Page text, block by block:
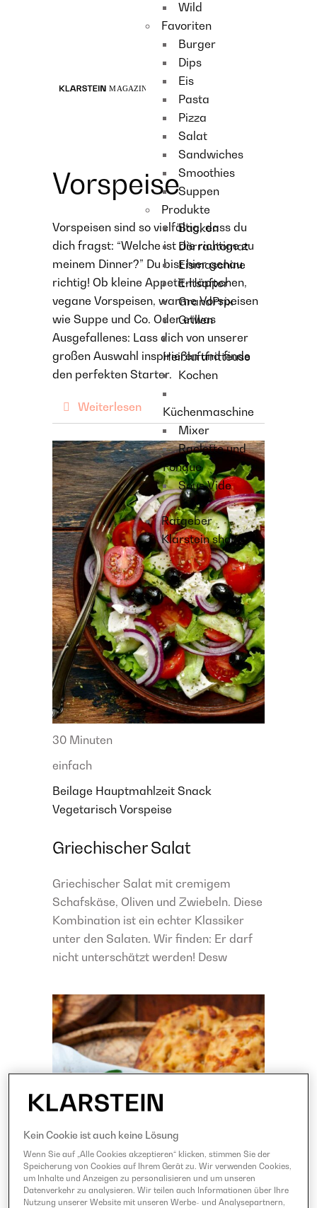
Wild
Favoriten
Burger
Dips
Eis
Pasta
Pizza
Salat
Sandwiches
Smoothies
Suppen
Produkte
Backen
Dörrautomat
Eismaschine
Entsafter
GrandPrix
Grillen
Heißluftfritteuse
Kochen
Küchenmaschine
Mixer
Raclette und
Fondue
Sous Vide
Ratgeber
Klarstein shop
Vorspeise
Vorspeisen sind so vielfältig, dass du
dich fragst: “Welche ist die richtige zu
meinem Dinner?” Du bist hier genau
richtig! Ob kleine Appetit-Häppchen,
vegane Vorspeisen, warme Vorspeisen
wie Suppe und Co. Oder etwas
Ausgefallenes: Lass dich von unserer
großen Auswahl inspirieren und finde
den perfekten Starter.
Weiterlesen
30 Minuten
einfach
Beilage Hauptmahlzeit Snack
Vegetarisch Vorspeise
Griechischer Salat
Griechischer Salat mit cremigem
Schafskäse, Oliven und Zwiebeln. Diese
Kombination ist ein echter Klassiker
unter den Salaten. Wir finden: Er darf
nicht unterschätzt werden! Desw
Kein Cookie ist auch keine Lösung
Wenn Sie auf „Alle Cookies akzeptieren“ klicken, stimmen Sie der
Speicherung von Cookies auf Ihrem Gerät zu. Wir verwenden Cookies,
um Inhalte und Anzeigen zu personalisieren und um unseren
Datenverkehr zu analysieren. Wir teilen auch Informationen über Ihre
Nutzung unserer Website mit unseren Werbe- und Analysepartnern,